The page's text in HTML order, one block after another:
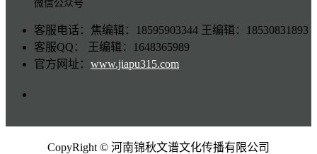
微信公众号
客服电话：焦编辑：18595903344 王编辑：18530831893
客服QQ： 王编辑：1648365989
官方网址： www.jiapu315.com
CopyRight © 河南锦秋文谱文化传播有限公司